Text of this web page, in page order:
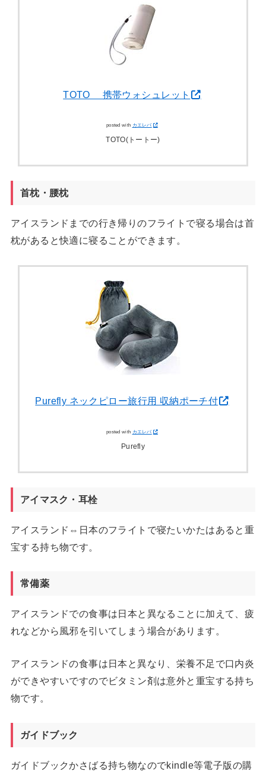
TOTO 携帯ウォシュレット
posted with カエレバ
TOTO(トートー)
首枕・腰枕
アイスランドまでの行き帰りのフライトで寝る場合は首
枕があると快適に寝ることができます。
Purefly ネックピロー旅行用 収納ポーチ付
posted with カエレバ
Purefly
アイマスク・耳栓
アイスランド⇔日本のフライトで寝たいかたはあると重
宝する持ち物です。
常備薬
アイスランドでの食事は日本と異なることに加えて、疲
れなどから風邪を引いてしまう場合があります。
アイスランドの食事は日本と異なり、栄養不足で口内炎
ができやすいですのでビタミン剤は意外と重宝する持ち
物です。
ガイドブック
ガイドブックかさばる持ち物なのでkindle等電子版の購